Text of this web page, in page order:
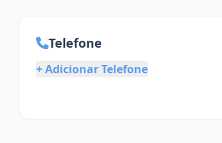
Telefone
+ Adicionar Telefone